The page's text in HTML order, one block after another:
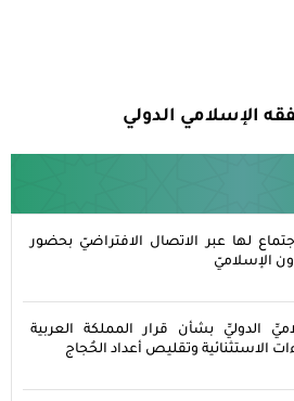
الإسلامي الدولي
لها عبر الاتصال الافتراضيّ بحضور
الإسلاميّ
الدوليِّ بشأن قرار المملكة العربية
الاستثنائية وتقليص أعداد الحُجاج